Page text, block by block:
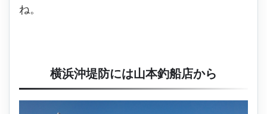
ね。
横浜沖堤防には山本釣船店から